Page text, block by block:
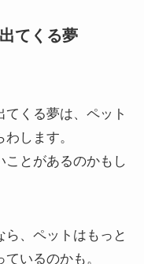
てくる夢
くる夢は、ペット
します。
ことがあるのかもし
、ペットはもっと
いるのかも。